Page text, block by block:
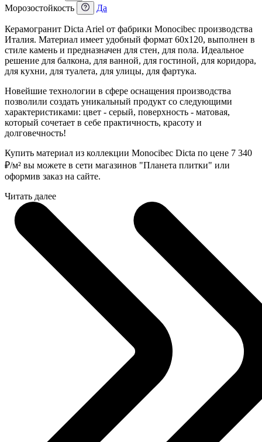
Морозостойкость
Да
Керамогранит Dicta Ariel от фабрики Monocibec производства
Италия. Материал имеет удобный формат 60x120, выполнен в
стиле камень и предназначен для стен, для пола. Идеальное
решение для балкона, для ванной, для гостиной, для коридора,
для кухни, для туалета, для улицы, для фартука.
Новейшие технологии в сфере оснащения производства
позволили создать уникальный продукт со следующими
характеристиками: цвет - серый, поверхность - матовая,
который сочетает в себе практичность, красоту и
долговечность!
Купить материал из коллекции Monocibec Dicta по цене 7 340
₽/м² вы можете в сети магазинов "Планета плитки" или
оформив заказ на сайте.
Читать далее